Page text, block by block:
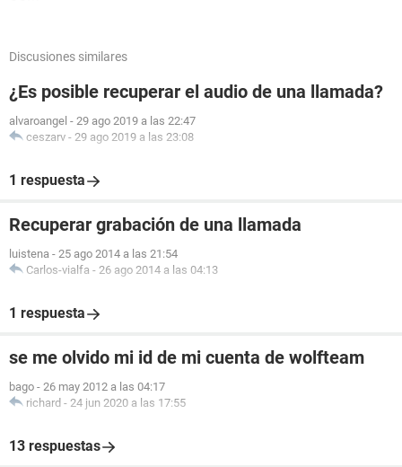
Discusiones similares
¿Es posible recuperar el audio de una llamada?
alvaroangel - 29 ago 2019 a las 22:47
ceszarv - 29 ago 2019 a las 23:08
1 respuesta
Recuperar grabación de una llamada
luistena - 25 ago 2014 a las 21:54
Carlos-vialfa - 26 ago 2014 a las 04:13
1 respuesta
se me olvido mi id de mi cuenta de wolfteam
bago - 26 may 2012 a las 04:17
richard - 24 jun 2020 a las 17:55
13 respuestas